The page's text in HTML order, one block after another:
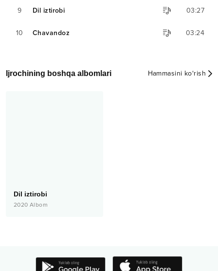
9 Dil iztirobi 03:27
10 Chavandoz 03:24
Ijrochining boshqa albomlari Hammasini ko‘rish
Dil iztirobi
2020 Albom